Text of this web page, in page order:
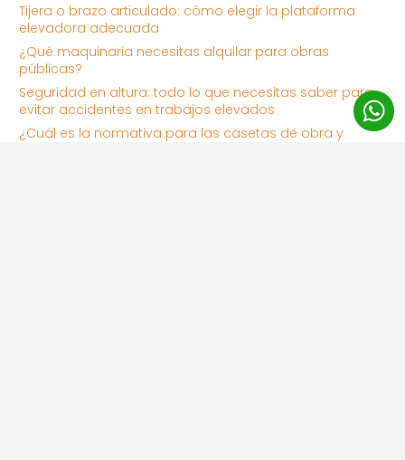
Tijera o brazo articulado: cómo elegir la plataforma
elevadora adecuada
¿Qué maquinaria necesitas alquilar para obras
públicas?
Seguridad en altura: todo lo que necesitas saber para
evitar accidentes en trabajos elevados
¿Cuál es la normativa para las casetas de obra y